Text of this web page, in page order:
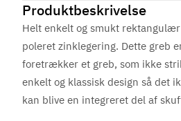
Produktbeskrivelse
Helt enkelt og smukt
poleret zinklegering. Dette greb
foretrækker et greb, som ikke
enkelt og klassisk design så det
kan blive en integreret del af